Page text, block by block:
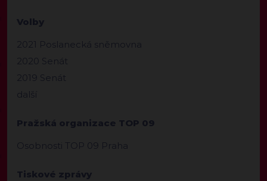
Volby
2021 Poslanecká sněmovna
2020 Senát
2019 Senát
další
Pražská organizace TOP 09
Osobnosti TOP 09 Praha
Tiskové zprávy